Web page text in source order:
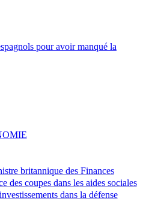
pour avoir manqué la
britannique des Finances
des coupes dans les aides sociales
dans la défense